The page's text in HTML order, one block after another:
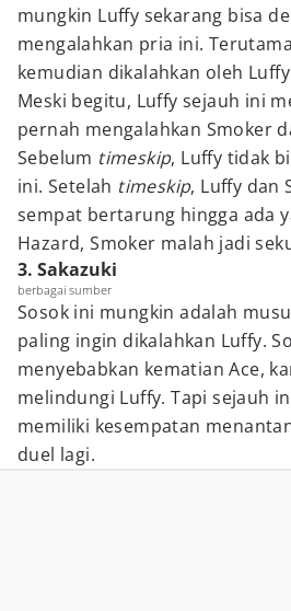
mungkin Luffy sekarang bisa
mengalahkan pria ini.
kemudian dikalahkan oleh
Meski begitu, Luffy sejauh ini
pernah mengalahkan Smoker
Sebelum timeskip, Luffy tidak
ini. Setelah timeskip, Luffy dan
sempat bertarung hingga ada
Hazard, Smoker malah jadi
3. Sakazuki
berbagai sumber
Sosok ini mungkin adalah
paling ingin dikalahkan Luffy.
menyebabkan kematian Ace,
melindungi Luffy. Tapi sejauh
memiliki kesempatan
duel lagi.